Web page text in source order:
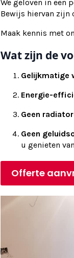
We geloven in een
Bewijs hiervan zijn
Maak kennis met
Wat zijn de
Gelijkmatige
Energie-
Geen
Geen
u genieten
Offerte